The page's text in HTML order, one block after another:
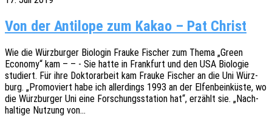
Von der Antilope zum Kakao – Pat Christ
Wie die Würz­bur­ger Biolo­gin Frauke Fischer zum Thema „Green
Econo­my“ kam – – - Sie hatte in Frank­furt und den USA Biolo­gie
studiert. Für ihre Doktor­ar­beit kam Frauke Fischer an die Uni Würz­
burg. „Promo­viert habe ich aller­dings 1993 an der Elfen­bein­küs­te, wo
die Würz­bur­ger Uni eine Forschungs­sta­ti­on hat“, erzählt sie. „Nach­
hal­ti­ge Nutzung von…